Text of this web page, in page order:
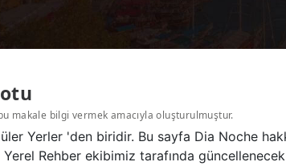
makale bilgi vermek amacıyla oluşturulmuştur.
Yerler 'den biridir. Bu sayfa Dia Noche
Rehber ekibimiz tarafında